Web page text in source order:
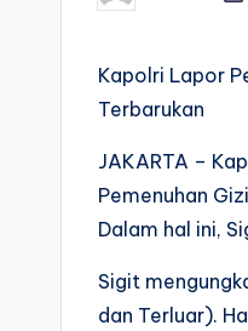
by
Kapolri Lapor
Terbarukan
JAKARTA –
Pemenuhan
Dalam hal ini,
Sigit
dan Terluar).